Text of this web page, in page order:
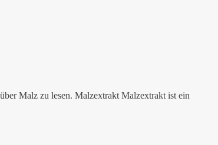
Malz zu lesen. Malzextrakt Malzextrakt ist ein